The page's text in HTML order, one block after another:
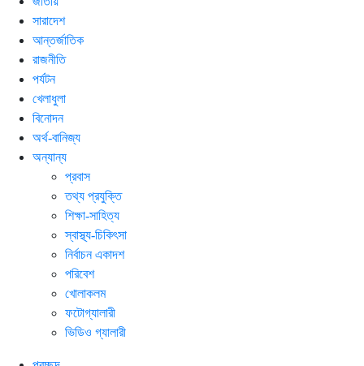
সারাদেশ
আন্তর্জাতিক
রাজনীতি
পর্যটন
খেলাধুলা
বিনোদন
অর্থ-বানিজ্য
অন্যান্য
প্রবাস
তথ্য প্রযুক্তি
শিক্ষা-সাহিত্য
স্বাস্থ্য-চিকিৎসা
নির্বাচন একাদশ
পরিবেশ
খোলাকলম
ফটোগ্যালারী
ভিডিও গ্যালারী